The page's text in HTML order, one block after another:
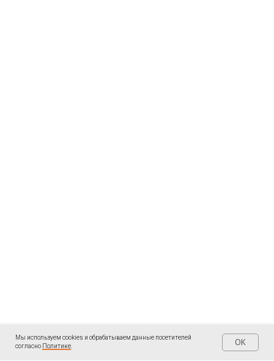
Мы используем cookies и обрабатываем данные посетителей
согласно Политике. OK